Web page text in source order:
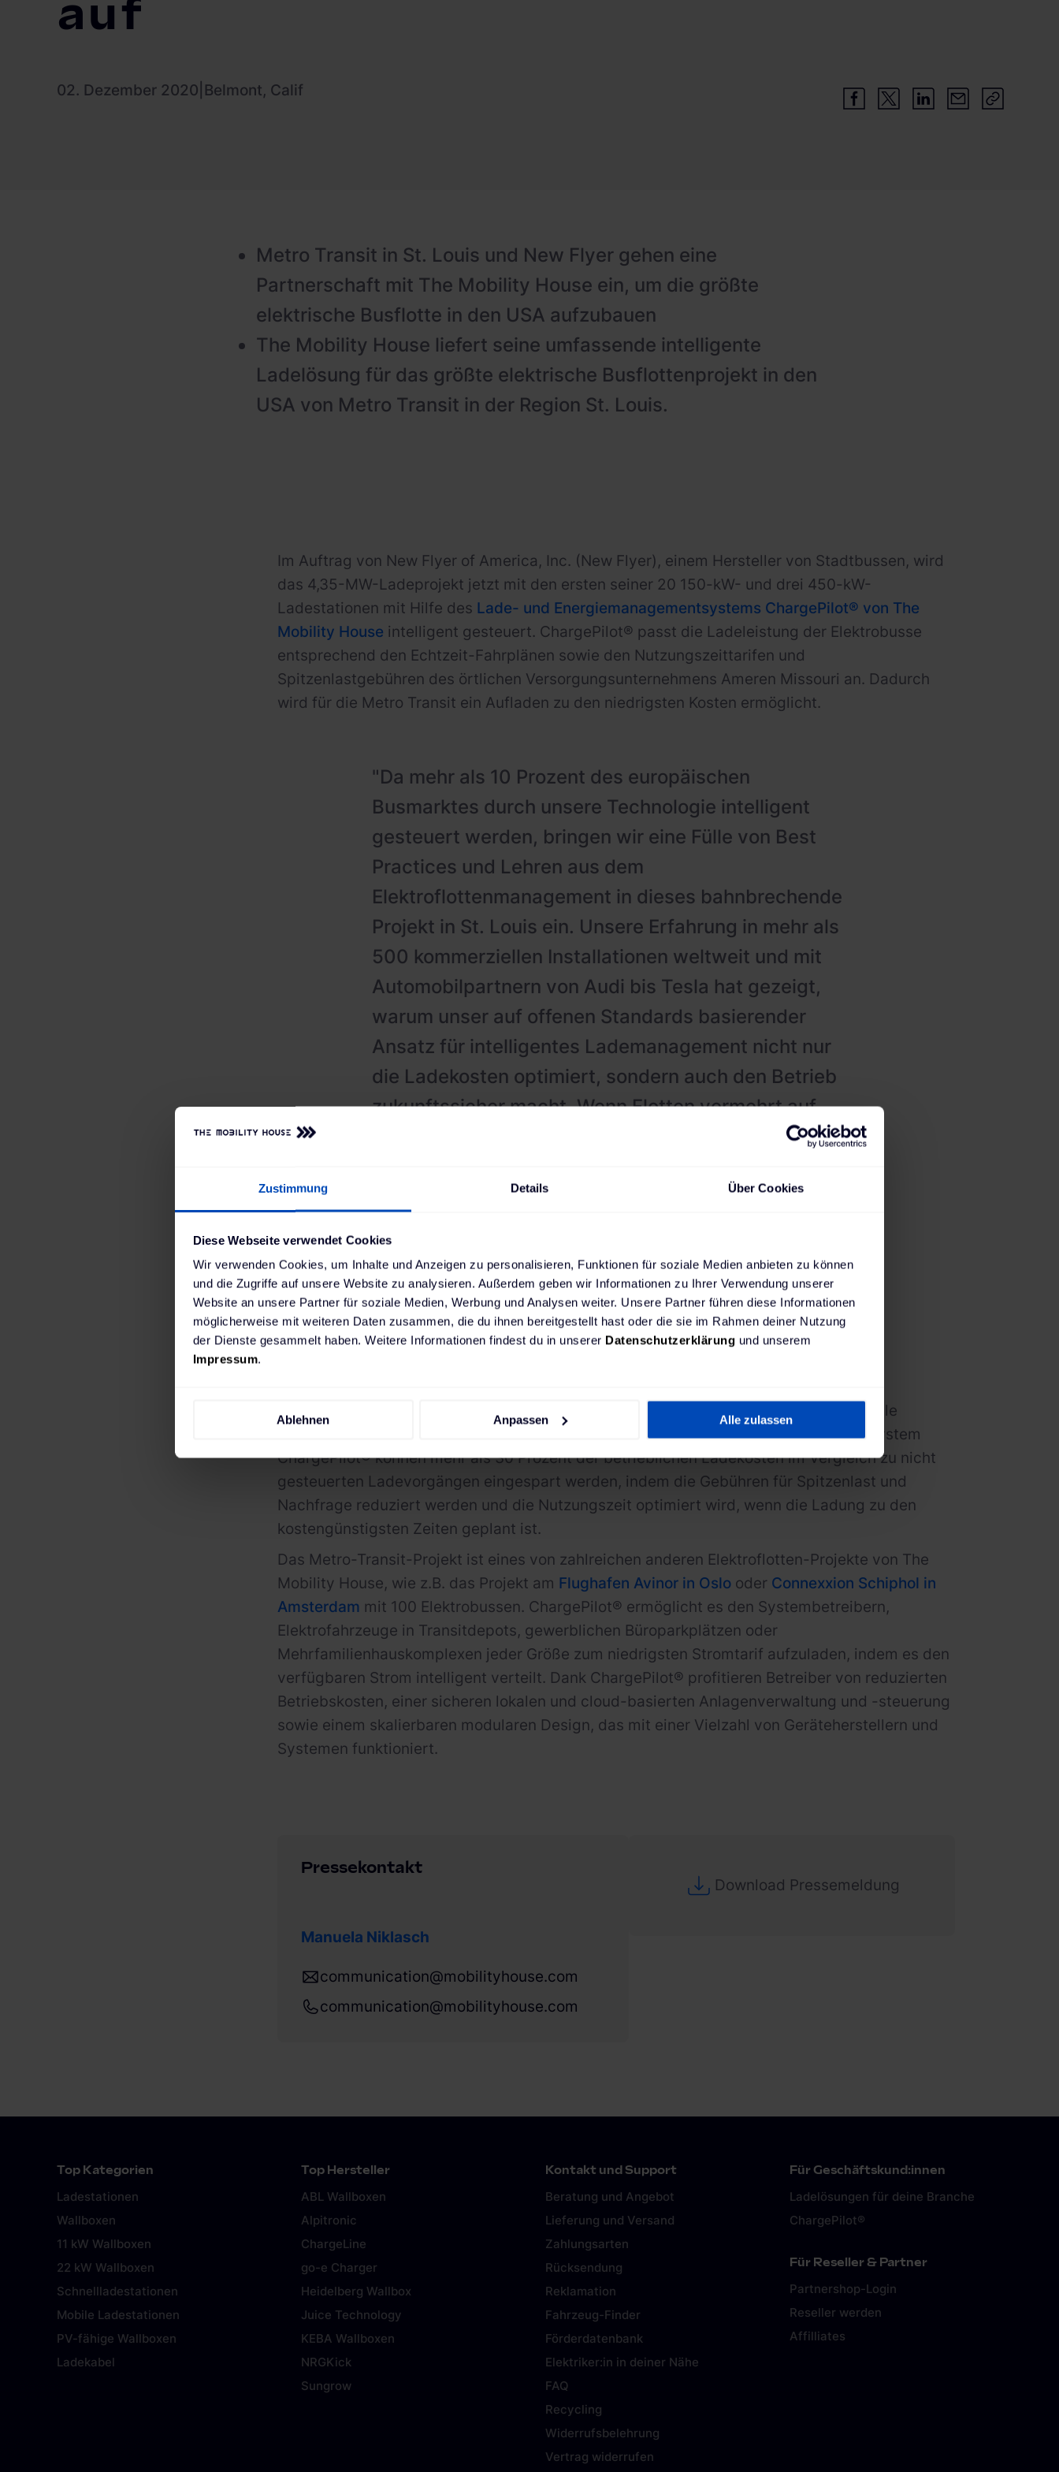
Zustimmung Details Über Cookies
Diese Webseite verwendet Cookies
Wir verwenden Cookies, um Inhalte und Anzeigen zu personalisieren, Funktionen für soziale Medien anbieten zu können
und die Zugriffe auf unsere Website zu analysieren. Außerdem geben wir Informationen zu Ihrer Verwendung unserer
Website an unsere Partner für soziale Medien, Werbung und Analysen weiter. Unsere Partner führen diese Informationen
möglicherweise mit weiteren Daten zusammen, die du ihnen bereitgestellt hast oder die sie im Rahmen deiner Nutzung
der Dienste gesammelt haben. Weitere Informationen findest du in unserer Datenschutzerklärung und unserem
Impressum.
Ablehnen Anpassen Alle zulassen
PV-fähige Wallboxen
Balkonkraftwerke
Gewerbespeicher
auf
02. Dezember 2020 Belmont, Calif
Metro Transit in St. Louis und New Flyer gehen eine
Partnerschaft mit The Mobility House ein, um die größte
elektrische Busflotte in den USA aufzubauen
The Mobility House liefert seine umfassende intelligente
Ladelösung für das größte elektrische Busflottenprojekt in den
USA von Metro Transit in der Region St. Louis.
Im Auftrag von New Flyer of America, Inc. (New Flyer), einem Hersteller von Stadtbussen, wird
das 4,35-MW-Ladeprojekt jetzt mit den ersten seiner 20 150-kW- und drei 450-kW-
Ladestationen mit Hilfe des Lade- und Energiemanagementsystems ChargePilot® von The
Mobility House intelligent gesteuert. ChargePilot® passt die Ladeleistung der Elektrobusse
entsprechend den Echtzeit-Fahrplänen sowie den Nutzungszeittarifen und
Spitzenlastgebühren des örtlichen Versorgungsunternehmens Ameren Missouri an. Dadurch
wird für die Metro Transit ein Aufladen zu den niedrigsten Kosten ermöglicht.
"Da mehr als 10 Prozent des europäischen
Busmarktes durch unsere Technologie intelligent
gesteuert werden, bringen wir eine Fülle von Best
Practices und Lehren aus dem
Elektroflottenmanagement in dieses bahnbrechende
Projekt in St. Louis ein. Unsere Erfahrung in mehr als
500 kommerziellen Installationen weltweit und mit
Automobilpartnern von Audi bis Tesla hat gezeigt,
warum unser auf offenen Standards basierender
Ansatz für intelligentes Lademanagement nicht nur
die Ladekosten optimiert, sondern auch den Betrieb
zukunftssicher macht. Wenn Flotten vermehrt auf
elektrische Antriebe umgestellt werden, sind es
verschiedenen Ladestation unabhängig vom
zusammenarbeiten."
Greg Hintler,
Geschäftsführer, The Mobility House USA
sichergestellt wird, dass die Busse von Metro Transit ausreichend geladen sind, um alle
geplanten Fahrten durchführen zu können. Mit dem Lade- und Energiemanagementsystem
ChargePilot® können mehr als 30 Prozent der betrieblichen Ladekosten im Vergleich zu nicht
gesteuerten Ladevorgängen eingespart werden, indem die Gebühren für Spitzenlast und
Nachfrage reduziert werden und die Nutzungszeit optimiert wird, wenn die Ladung zu den
kostengünstigsten Zeiten geplant ist.
Das Metro-Transit-Projekt ist eines von zahlreichen anderen Elektroflotten-Projekte von The
Mobility House, wie z.B. das Projekt am Flughafen Avinor in Oslo oder Connexxion Schiphol in
Amsterdam mit 100 Elektrobussen. ChargePilot® ermöglicht es den Systembetreibern,
Elektrofahrzeuge in Transitdepots, gewerblichen Büroparkplätzen oder
Mehrfamilienhauskomplexen jeder Größe zum niedrigsten Stromtarif aufzuladen, indem es den
verfügbaren Strom intelligent verteilt. Dank ChargePilot® profitieren Betreiber von reduzierten
Betriebskosten, einer sicheren lokalen und cloud-basierten Anlagenverwaltung und -steuerung
sowie einem skalierbaren modularen Design, das mit einer Vielzahl von Geräteherstellern und
Systemen funktioniert.
Pressekontakt
Manuela Niklasch
communication@mobilityhouse.com
communication@mobilityhouse.com
Download Pressemeldung
Top Kategorien
Ladestationen
Wallboxen
11 kW Wallboxen
22 kW Wallboxen
Schnellladestationen
Mobile Ladestationen
PV-fähige Wallboxen
Ladekabel
Top Hersteller
ABL Wallboxen
Alpitronic
ChargeLine
go-e Charger
Heidelberg Wallbox
Juice Technology
KEBA Wallboxen
NRGKick
Sungrow
Kontakt und Support
Beratung und Angebot
Lieferung und Versand
Zahlungsarten
Rücksendung
Reklamation
Fahrzeug-Finder
Förderdatenbank
Elektriker:in in deiner Nähe
FAQ
Recycling
Widerrufsbelehrung
Vertrag widerrufen
Für Geschäftskund:innen
Ladelösungen für deine Branche
ChargePilot®
Für Reseller & Partner
Partnershop-Login
Reseller werden
Affilliates